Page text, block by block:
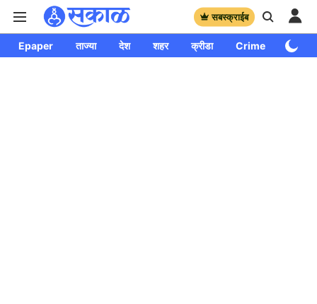
सबस्क्राईब
Epaper ताज्या देश शहर क्रीडा Crime